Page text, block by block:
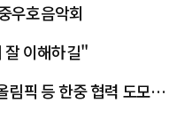
우호음악회
잘 이해하길"
픽 등 한중 협력 도모하